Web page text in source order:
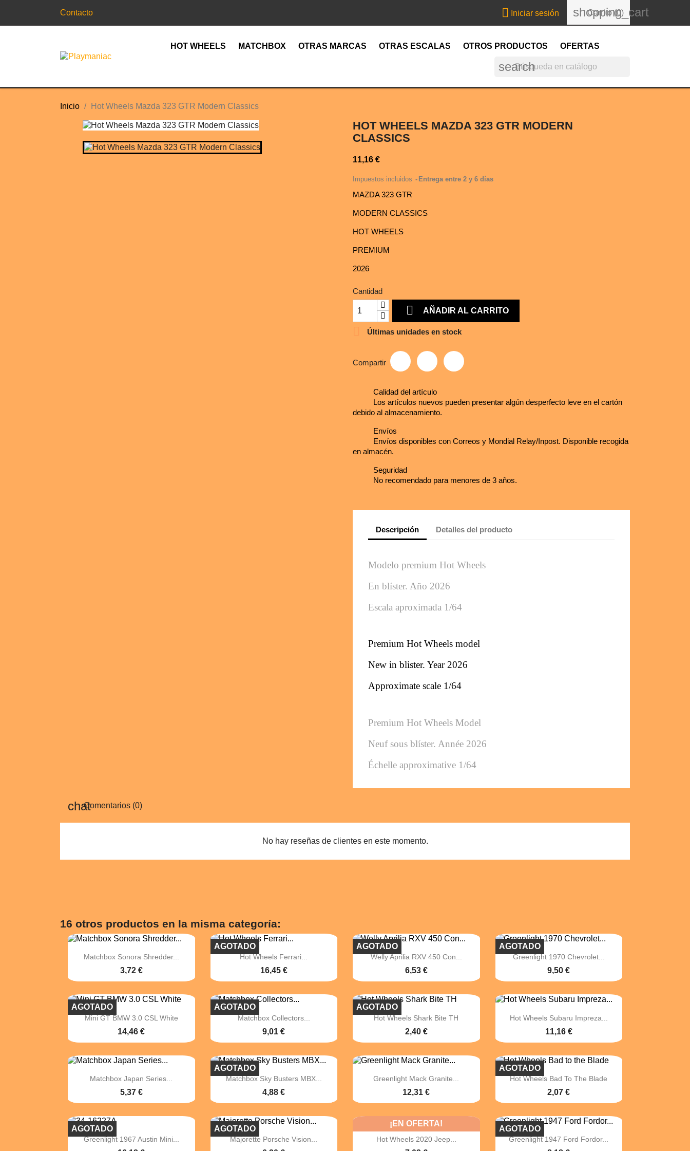
Contacto  Iniciar sesión shopping_cart
Carrito (0)
HOT WHEELS MATCHBOX OTRAS MARCAS OTRAS ESCALAS OTROS PRODUCTOS OFERTAS
search
Inicio Hot Wheels Mazda 323 GTR Modern Classics
HOT WHEELS MAZDA 323 GTR MODERN
CLASSICS
11,16 €
Impuestos incluidos Entrega entre 2 y 6 días
MAZDA 323 GTR
MODERN CLASSICS
HOT WHEELS
PREMIUM
2026
Cantidad
 AÑADIR AL CARRITO
Últimas unidades en stock
Compartir
Calidad del artículo
Los artículos nuevos pueden presentar algún desperfecto leve en el cartón
debido al almacenamiento.
Envíos
Envíos disponibles con Correos y Mondial Relay/Inpost. Disponible recogida
en almacén.
Seguridad
No recomendado para menores de 3 años.
Descripción Detalles del producto
Modelo premium Hot Wheels
En blíster. Año 2026
Escala aproximada 1/64
Premium Hot Wheels model
New in blister. Year 2026
Approximate scale 1/64
Premium Hot Wheels Model
Neuf sous blíster. Année 2026
Échelle approximative 1/64
Comentarios (0)
No hay reseñas de clientes en este momento.
16 otros productos en la misma categoría:
 Vista rápida
Matchbox Sonora Shredder...
3,72 €
 Vista rápida
Hot Wheels Ferrari...
16,45 €
AGOTADO
 Vista rápida
Welly Aprilia RXV 450 Con...
6,53 €
AGOTADO
 Vista rápida
Greenlight 1970 Chevrolet...
9,50 €
AGOTADO
 Vista rápida
Mini GT BMW 3.0 CSL White
14,46 €
AGOTADO
 Vista rápida
Matchbox Collectors...
9,01 €
AGOTADO
 Vista rápida
Hot Wheels Shark Bite TH
2,40 €
AGOTADO
 Vista rápida
Hot Wheels Subaru Impreza...
11,16 €
 Vista rápida
Matchbox Japan Series...
5,37 €
 Vista rápida
Matchbox Sky Busters MBX...
4,88 €
AGOTADO
 Vista rápida
Greenlight Mack Granite...
12,31 €
 Vista rápida
Hot Wheels Bad To The Blade
2,07 €
AGOTADO
 Vista rápida
Greenlight 1967 Austin Mini...
AGOTADO
 Vista rápida
Majorette Porsche Vision...
AGOTADO
 Vista rápida
Hot Wheels 2020 Jeep...
¡EN OFERTA!
 Vista rápida
Greenlight 1947 Ford Fordor...
AGOTADO